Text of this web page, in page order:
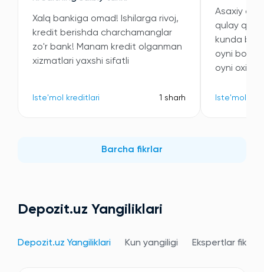
Xalq bankiga omad! Ishilarga rivoj,
kredit berishda charchamanglar
zo'r bank! Manam kredit olganman
xizmatlari yaxshi sifatli
Iste'mol kreditlari 1 sharh
Asaxiy
qulay
kunda
oyni
oyni
Iste'mol
Barcha fikrlar
Depozit.uz Yangiliklari
Depozit.uz Yangiliklari Kun yangiligi Ekspertlar fikri